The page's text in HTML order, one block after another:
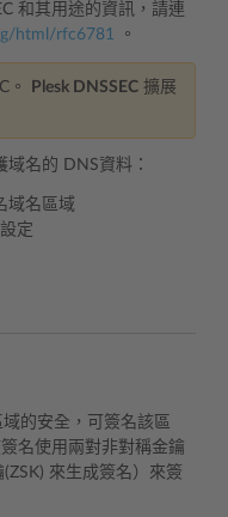
和其用途的資訊，請連
html/rfc6781 。
。 Plesk DNSSEC 擴展
域名的 DNS資料：
域名區域
定
的安全，可簽名該區
名使用兩對非對稱金鑰
來生成簽名）來簽